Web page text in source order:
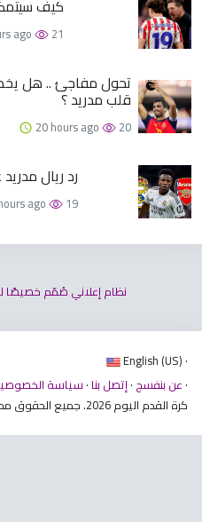
كيف
ago 21
تحول مفاجئ .. هل
قلب مدريد ؟
20 hours ago 20
رد ريال
ago 19
English (US) ·
عن بنفسج ·إتصل بنا · سياسة
·
© كرة القدم اليوم 2026. جميع الحقوق محفوظة